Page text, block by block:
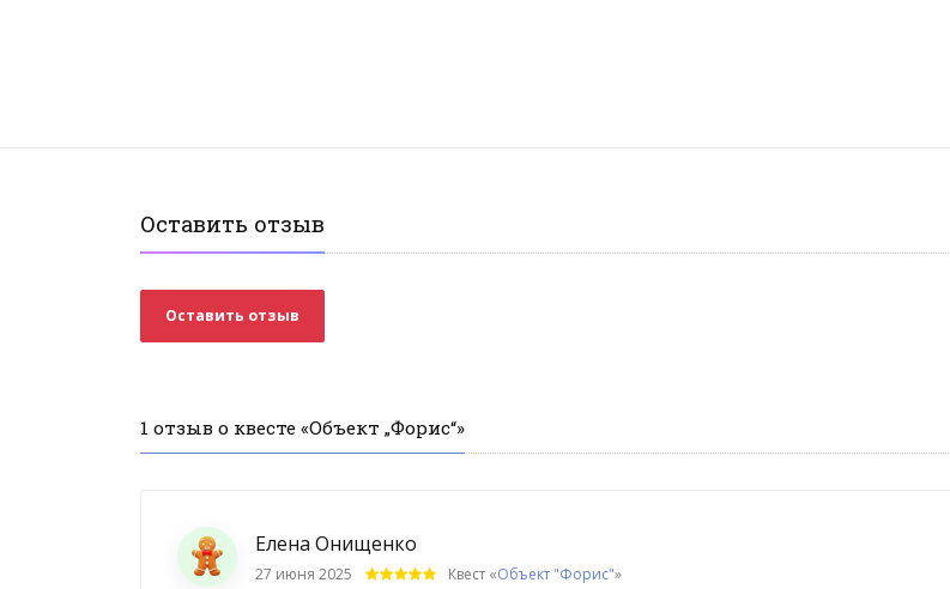
Оставить отзыв
Оставить отзыв
1 отзыв о квесте «Объект „Форис“»
Елена Онищенко
27 июня 2025 Квест «Объект "Форис"»